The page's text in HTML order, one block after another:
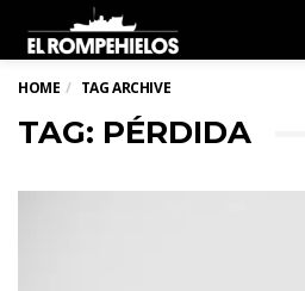
HOME TAG ARCHIVE
TAG: PÉRDIDA